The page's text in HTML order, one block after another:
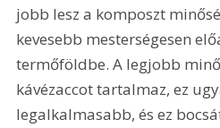
jobb lesz a komposzt
kevesebb mesterségesen
termőföldbe. A legjobb
kávézaccot tartalmaz, ez
legalkalmasabb, és ez